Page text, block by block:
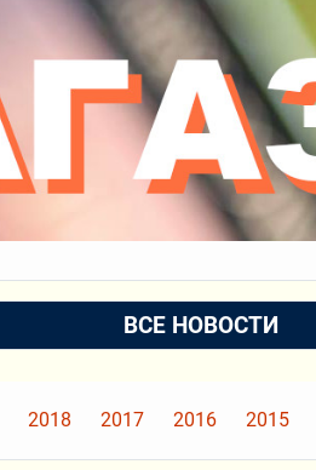
ВСЕ НОВОСТИ
2018 2017 2016 2015